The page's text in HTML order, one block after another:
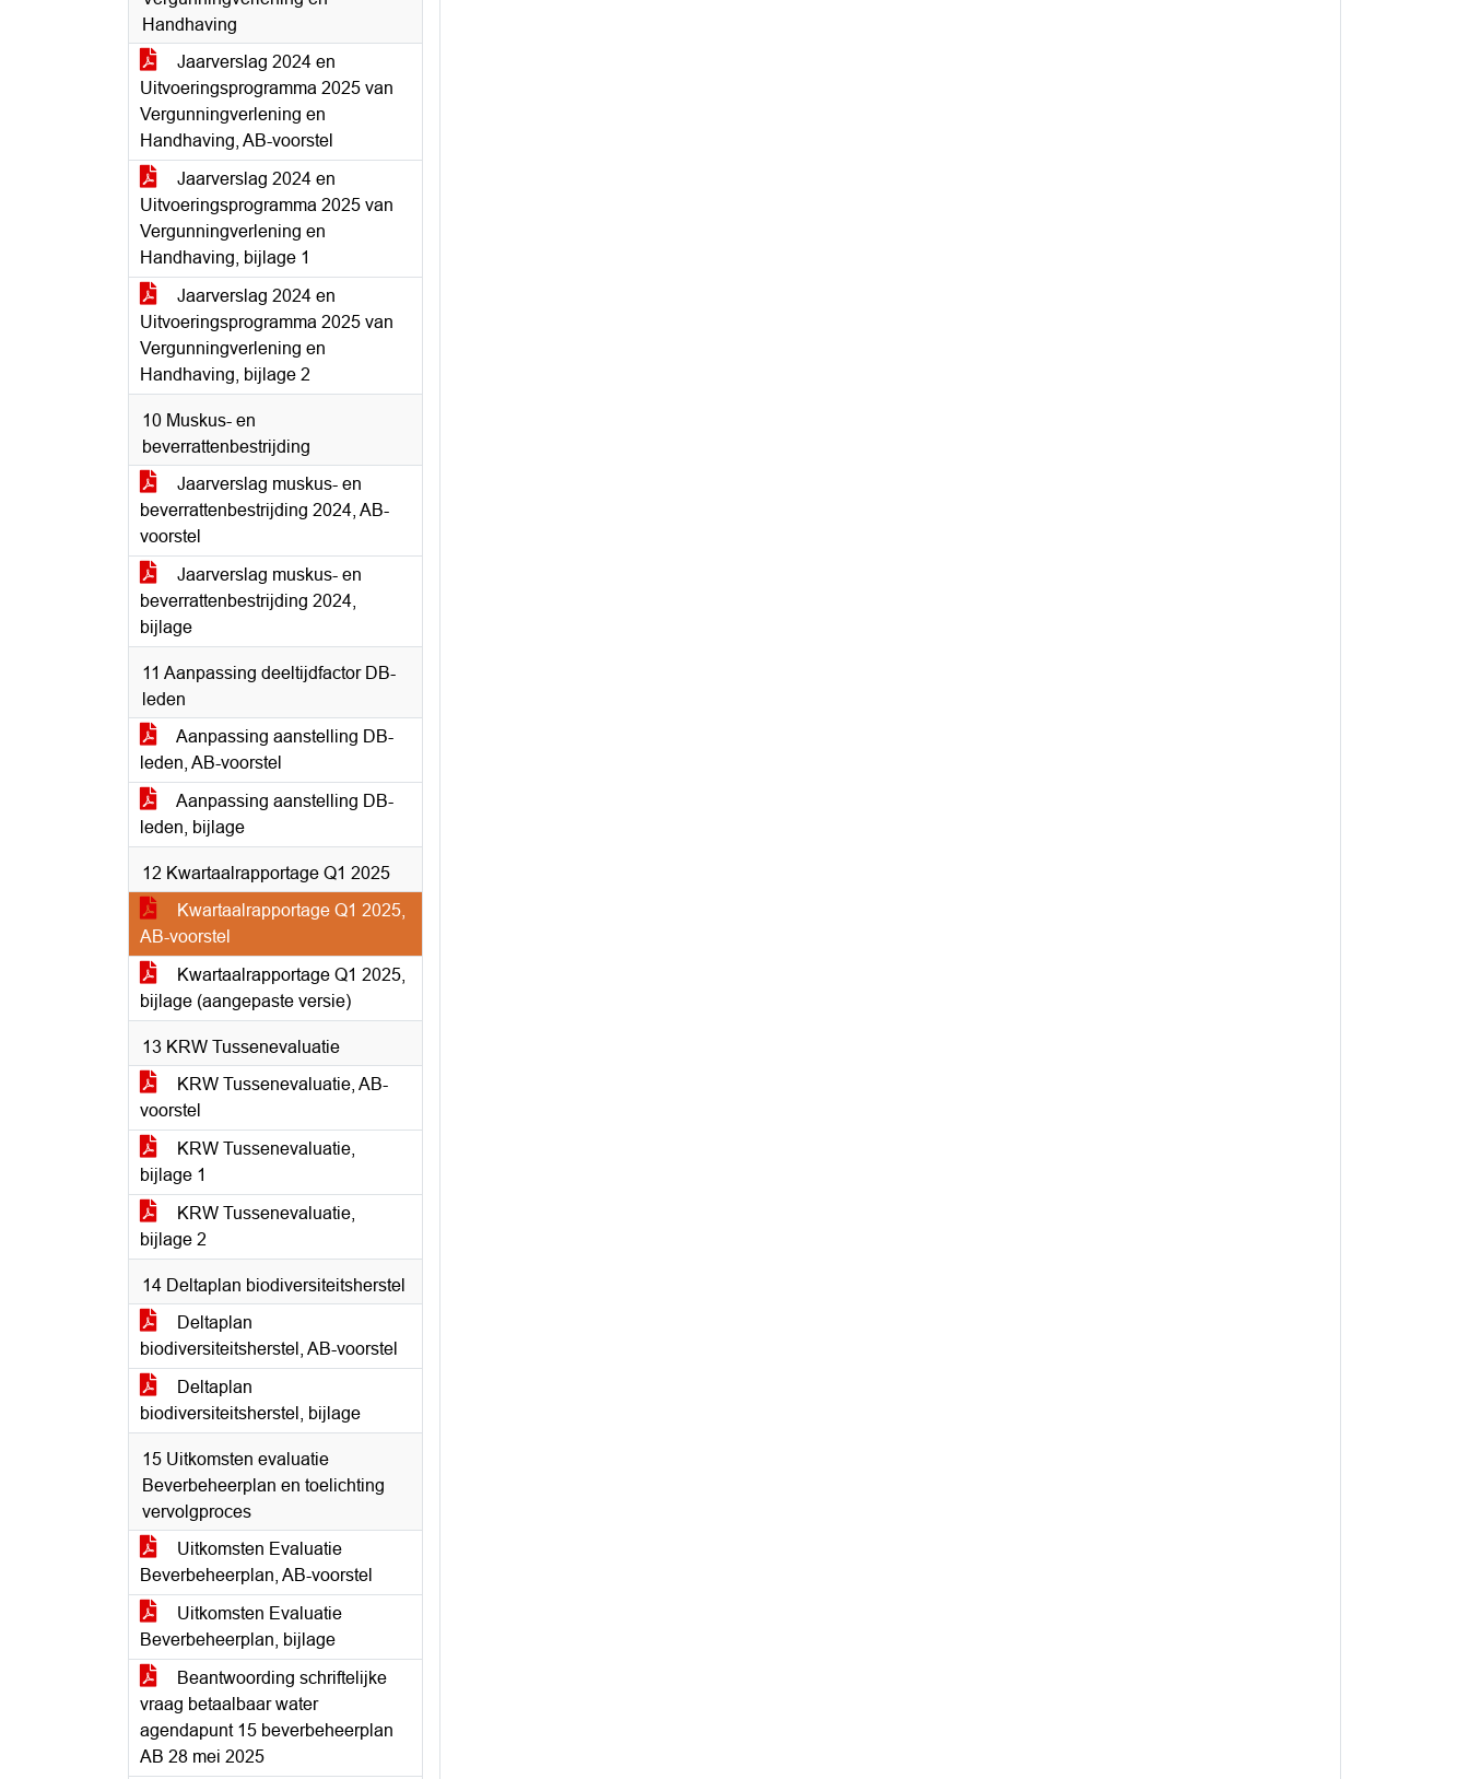
Handhaving
Jaarverslag 2024 en
Uitvoeringsprogramma 2025 van
Vergunningverlening en
Handhaving, AB-voorstel
Jaarverslag 2024 en
Uitvoeringsprogramma 2025 van
Vergunningverlening en
Handhaving, bijlage 1
Jaarverslag 2024 en
Uitvoeringsprogramma 2025 van
Vergunningverlening en
Handhaving, bijlage 2
10 Muskus- en
beverrattenbestrijding
Jaarverslag muskus- en
beverrattenbestrijding 2024, AB-
voorstel
Jaarverslag muskus- en
beverrattenbestrijding 2024,
bijlage
11 Aanpassing deeltijdfactor DB-
leden
Aanpassing aanstelling DB-
leden, AB-voorstel
Aanpassing aanstelling DB-
leden, bijlage
12 Kwartaalrapportage Q1 2025
Kwartaalrapportage Q1 2025,
AB-voorstel
Kwartaalrapportage Q1 2025,
bijlage (aangepaste versie)
13 KRW Tussenevaluatie
KRW Tussenevaluatie, AB-
voorstel
KRW Tussenevaluatie,
bijlage 1
KRW Tussenevaluatie,
bijlage 2
14 Deltaplan biodiversiteitsherstel
Deltaplan
biodiversiteitsherstel, AB-voorstel
Deltaplan
biodiversiteitsherstel, bijlage
15 Uitkomsten evaluatie
Beverbeheerplan en toelichting
vervolgproces
Uitkomsten Evaluatie
Beverbeheerplan, AB-voorstel
Uitkomsten Evaluatie
Beverbeheerplan, bijlage
Beantwoording schriftelijke
vraag betaalbaar water
agendapunt 15 beverbeheerplan
AB 28 mei 2025